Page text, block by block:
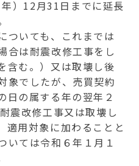
）12月31日までに延長
ついても、これまでは
合は耐震改修工事をし
含む。）又は取壊し後
象でしたが、売買契約
日の属する年の翌年２
震改修工事又は取壊し
適用対象に加わることと
いては令和６年１月１